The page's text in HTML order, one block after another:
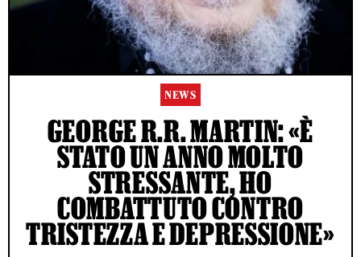
NEWS
GEORGE R.R. MARTIN: «È
STATO UN ANNO MOLTO
STRESSANTE, HO
COMBATTUTO CONTRO
TRISTEZZA E DEPRESSIONE»